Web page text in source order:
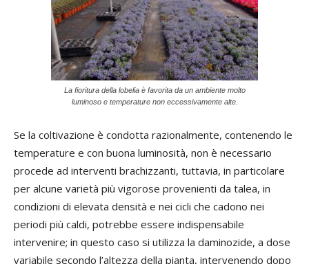
La fioritura della lobelia è favorita da un ambiente molto
luminoso e temperature non eccessivamente alte.
Se la coltivazione è condotta razionalmente, contenendo le
temperature e con buona luminosità, non è necessario
procede ad interventi brachizzanti, tuttavia, in particolare
per alcune varietà più vigorose provenienti da talea, in
condizioni di elevata densità e nei cicli che cadono nei
periodi più caldi, potrebbe essere indispensabile
intervenire; in questo caso si utilizza la daminozide, a dose
variabile secondo l’altezza della pianta, intervenendo dopo